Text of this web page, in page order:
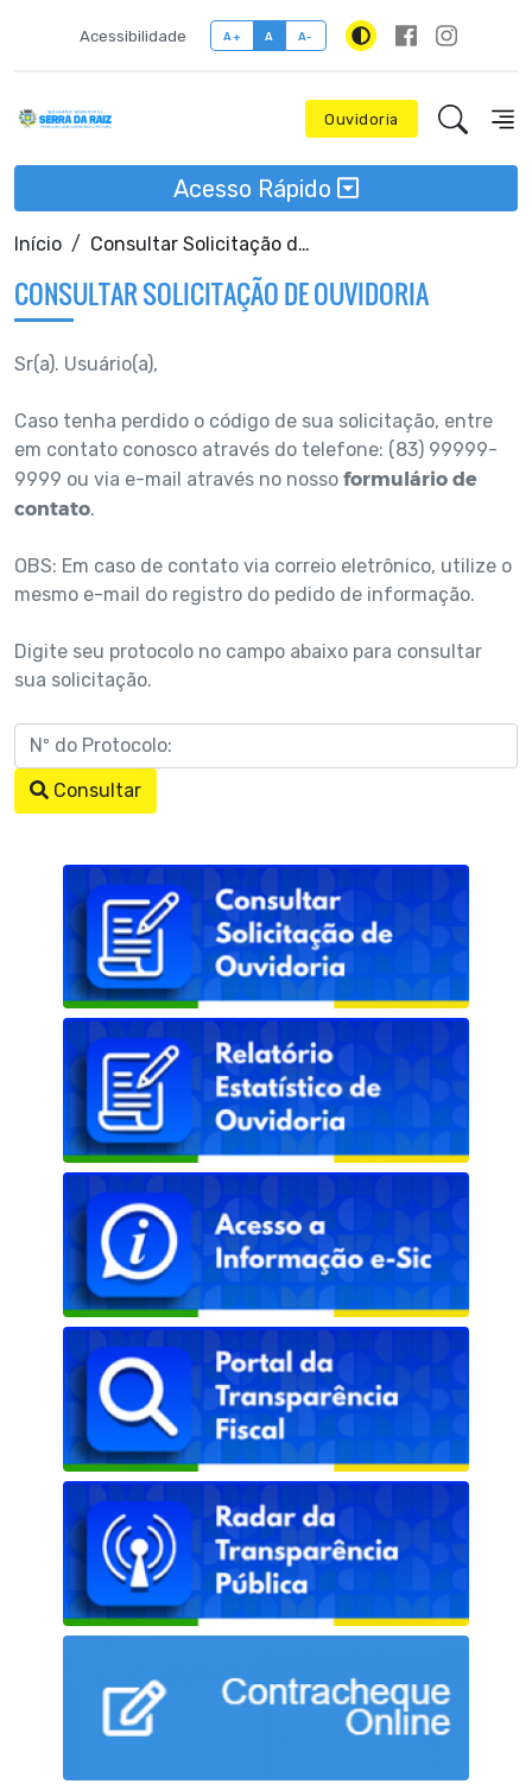
Acessibilidade A+ A A-
Ouvidoria
Acesso Rápido
Início Consultar Solicitação de Ouvidoria
CONSULTAR SOLICITAÇÃO DE OUVIDORIA
Sr(a). Usuário(a),
Caso tenha perdido o código de sua solicitação, entre
em contato conosco através do telefone: (83) 99999-
9999 ou via e-mail através no nosso formulário de
contato.
OBS: Em caso de contato via correio eletrônico, utilize o
mesmo e-mail do registro do pedido de informação.
Digite seu protocolo no campo abaixo para consultar
sua solicitação.
Consultar